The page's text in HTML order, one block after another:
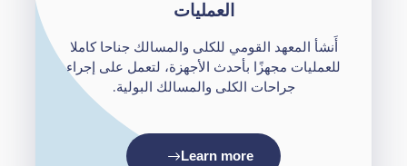
العمليات
أَنشأ المعهد القومي للكلى والمسالك جناحا كاملا
للعمليات مجهزًا بأحدث الأجهزة، لتعمل على إجراء
جراحات الكلى والمسالك البولية.
Learn more